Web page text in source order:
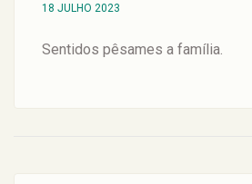
18 JULHO 2023
Sentidos pêsames a família.